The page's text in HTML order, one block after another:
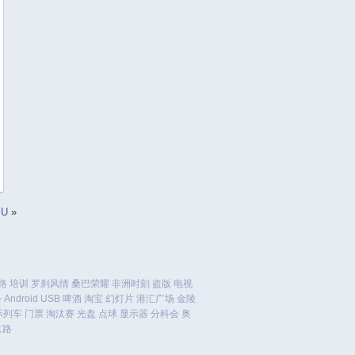
»
培训 罗刹风情 桑巴荣耀 非洲时刻 盗版 电视
Android USB 啤酒 淘宝 幻灯片 港汇广场 金陵
列车 门票 淘汰赛 光盘 点球 显示器 分科会 奥
路